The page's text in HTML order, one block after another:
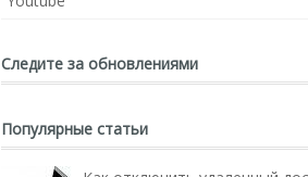
Следите за обновлениями
Популярные статьи